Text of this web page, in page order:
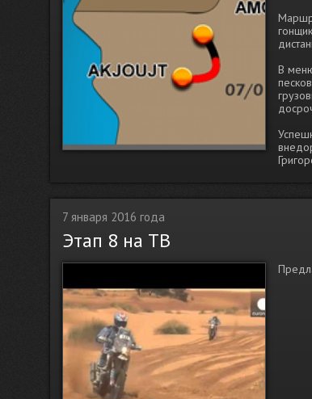
В
7 января 2016 года
Этап 8 на ТВ